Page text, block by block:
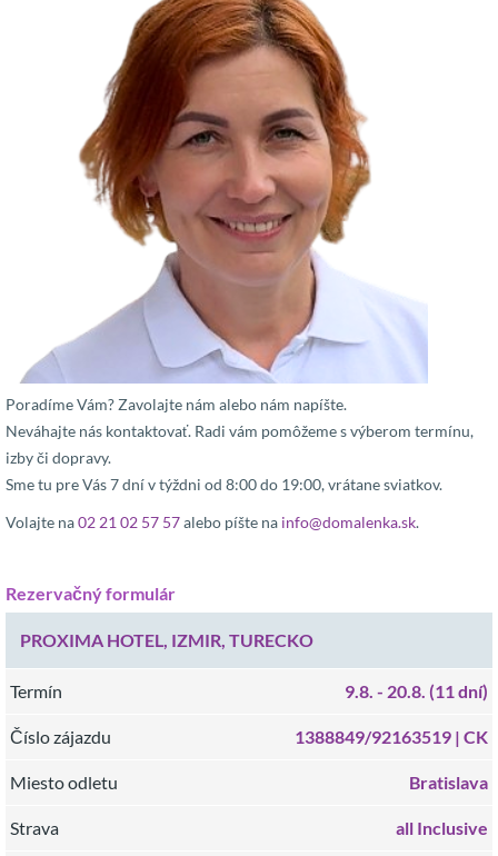
Poradíme Vám? Zavolajte nám alebo nám napíšte.
Neváhajte nás kontaktovať. Radi vám pomôžeme s výberom termínu,
izby či dopravy.
Sme tu pre Vás 7 dní v týždni od 8:00 do 19:00, vrátane sviatkov.
Volajte na02 21 02 57 57alebo píšte na info@domalenka.sk.
Rezervačný formulár
PROXIMA HOTEL, IZMIR, TURECKO
Termín 9.8. - 20.8. (11 dní)
Číslo zájazdu 1388849/92163519 | CK
Miesto odletu Bratislava
Strava all Inclusive